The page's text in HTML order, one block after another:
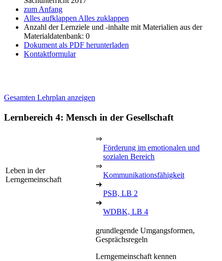
zum Anfang
Alles aufklappen Alles zuklappen
Anzahl der Lernziele und -inhalte mit Materialien aus der
Materialdatenbank: 0
Dokument als PDF herunterladen
Kontaktformular
Gesamten Lehrplan anzeigen
Lernbereich 4: Mensch in der Gesellschaft
Leben in der
Lerngemeinschaft
⇒
Förderung im emotionalen und
sozialen Bereich
⇒
Kommunikationsfähigkeit
➔
PSB, LB 2
➔
WDBK, LB 4
grundlegende Umgangsformen,
Gesprächsregeln
Lerngemeinschaft kennen